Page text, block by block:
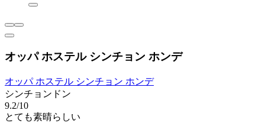
オッパ ホステル シンチョン ホンデ
オッパ ホステル シンチョン ホンデ
シンチョンドン
9.2/10
とても素晴らしい